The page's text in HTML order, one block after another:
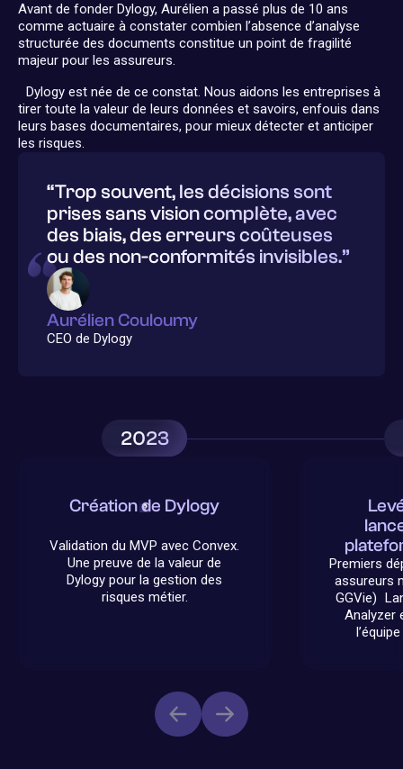
Avant de fonder Dylogy, Aurélien a passé plus de 10 ans
comme actuaire à constater combien l’absence d’analyse
structurée des documents constitue un point de fragilité
majeur pour les assureurs.
Dylogy est née de ce constat. Nous aidons les entreprises à
tirer toute la valeur de leurs données et savoirs, enfouis dans
leurs bases documentaires, pour mieux détecter et anticiper
les risques.
“Trop souvent, les décisions sont
prises sans vision complète, avec
des biais, des erreurs coûteuses
ou des non-conformités invisibles.”
Aurélien Couloumy
CEO de Dylogy
2023
Création de Dylogy
Validation du MVP avec Convex.
Une preuve de la valeur de
Dylogy pour la gestion des
risques métier.
Premiers
assureurs
GGVie)
Analyzer